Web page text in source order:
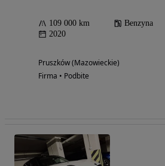
109 000 km Benzyna
2020
Pruszków (Mazowieckie)
Firma • Podbite